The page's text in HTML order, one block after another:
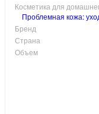
Косметика для
Проблемная кожа:
Бренд
Страна
Объем